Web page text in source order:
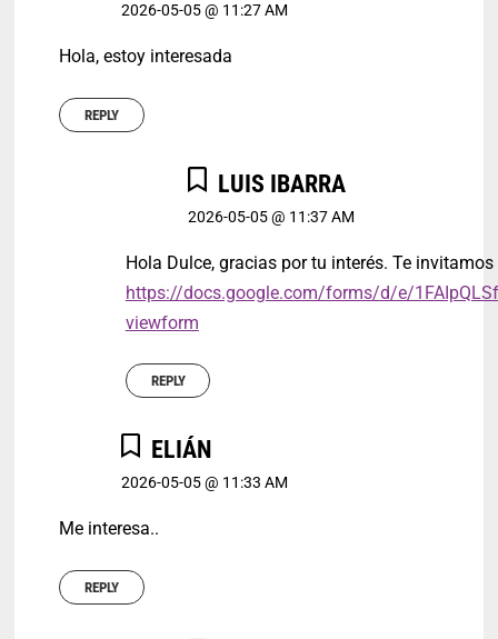
2026-05-05 @ 11:27 AM
Hola, estoy interesada
REPLY
LUIS IBARRA
2026-05-05 @ 11:37 AM
Hola Dulce, gracias por tu interés. Te
https://docs.google.com/forms/d/e/
viewform
REPLY
ELIÁN
2026-05-05 @ 11:33 AM
Me interesa..
REPLY